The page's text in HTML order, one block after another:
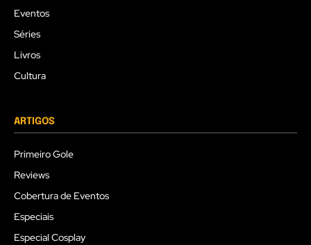
Eventos
Séries
Livros
Cultura
ARTIGOS
Primeiro Gole
Reviews
Cobertura de Eventos
Especiais
Especial Cosplay